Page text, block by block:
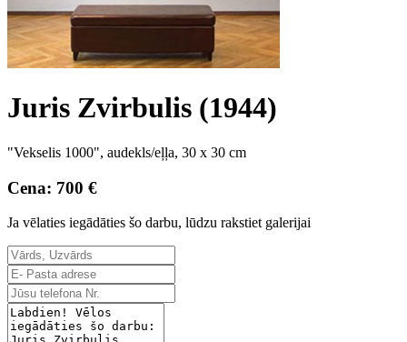
Juris Zvirbulis (1944)
"Vekselis 1000", audekls/eļļa, 30 x 30 cm
Cena: 700 €
Ja vēlaties iegādāties šo darbu, lūdzu rakstiet galerijai